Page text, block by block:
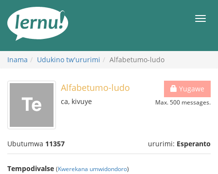
rupapuro
rw'ibirimwo
Inama Udukino tw'ururimi Alfabetumo-ludo
Yugawe
Max. 500 messages.
Alfabetumo-ludo
ca, kivuye
Ubutumwa 11357 ururimi: Esperanto
Tempodivalse (Kwerekana umwidondoro)